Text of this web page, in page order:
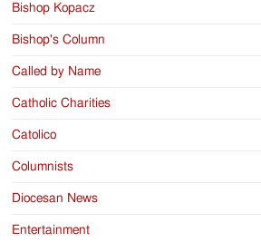
Bishop Kopacz
Bishop's Column
Called by Name
Catholic Charities
Catolico
Columnists
Diocesan News
Entertainment